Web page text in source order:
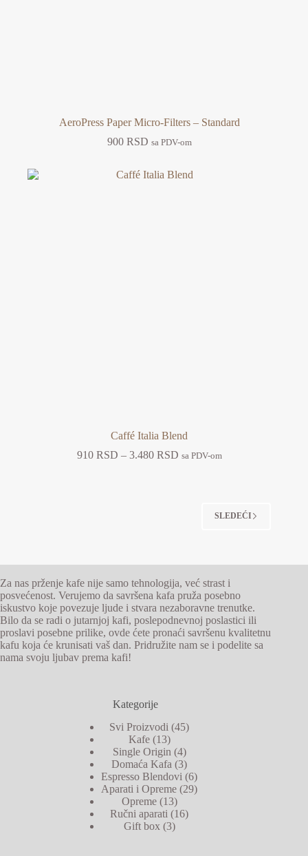
AeroPress Paper Micro-Filters – Standard
900 RSD sa PDV-om
Caffé Italia Blend
910 RSD – 3.480 RSDRaspon
3.480 RSD
sa PDV-om
SLEDEĆI
Za nas prženje kafe nije samo tehnologija, već strast i
posvećenost. Verujemo da savršena kafa pruža posebno
iskustvo koje povezuje ljude i stvara nezaboravne trenutke.
Bilo da se radi o jutarnjoj kafi, poslepodnevnoj poslastici ili
proslavi posebne prilike, ovde ćete pronaći savršenu kvalitetnu
kafu koja će krunisati vaš dan. Pridružite nam se i podelite sa
nama svoju ljubav prema kafi!
Kategorije
Svi Proizvodi 4545
Kafe 1313
proizvoda
Single Origin 44
proizvoda
Domaća Kafa 33
proizvoda
Espresso Blendovi 66
proizvoda
Aparati i Opreme 2929
Opreme 1313
proizvoda
Ručni aparati 1616
Gift box 33